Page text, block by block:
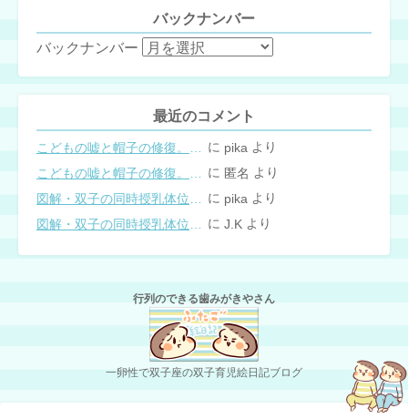
バックナンバー
バックナンバー
最近のコメント
に pika より
に 匿名 より
に pika より
に J.K より
行列のできる歯みがきやさん
一卵性で双子座の双子育児絵日記ブログ